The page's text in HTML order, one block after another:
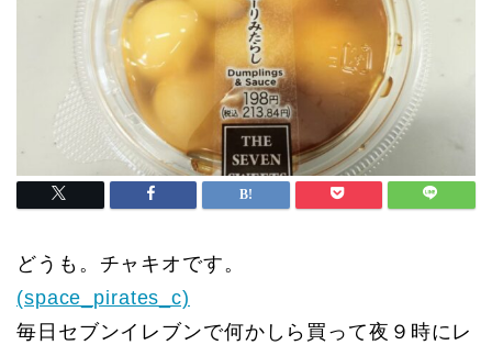
どうも。チャキオです。
(space_pirates_c)
毎日セブンイレブンで何かしら買って夜９時にレ